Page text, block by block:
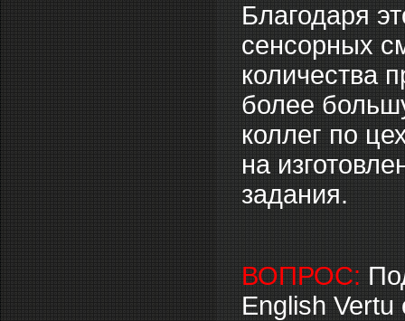
Благодаря
сенсорных
количества
более
коллег по
на
задания.
ВОПРОС:
English